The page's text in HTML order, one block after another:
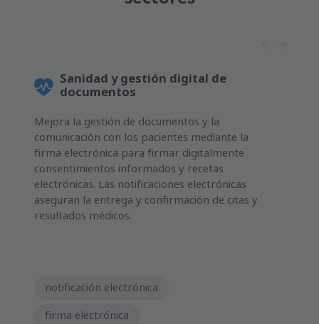
Sanidad y gestión digital de
documentos
Mejora la gestión de documentos y la
comunicación con los pacientes mediante la
firma electrónica para firmar digitalmente
consentimientos informados y recetas
electrónicas. Las notificaciones electrónicas
aseguran la entrega y confirmación de citas y
resultados médicos.
notificación electrónica
firma electrónica